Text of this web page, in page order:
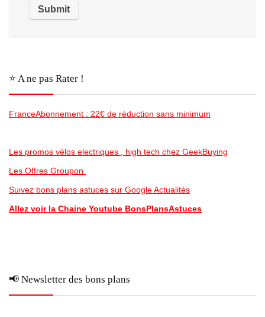
⭐️ A ne pas Rater !
FranceAbonnement : 22€ de réduction sans minimum
Les promos vélos electriques , high tech chez GeekBuying
Les Offres Groupon
Suivez bons plans astuces sur Google Actualités
Allez voir la Chaine Youtube BonsPlansAstuces
📢 Newsletter des bons plans